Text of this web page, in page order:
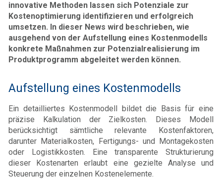
innovative Methoden lassen sich Potenziale zur
Kostenoptimierung identifizieren und erfolgreich
umsetzen. In dieser News wird beschrieben, wie
ausgehend von der Aufstellung eines Kostenmodells
konkrete Maßnahmen zur Potenzialrealisierung im
Produktprogramm abgeleitet werden können.
Aufstellung eines Kostenmodells
Ein detailliertes Kostenmodell bildet die Basis für eine
präzise Kalkulation der Zielkosten. Dieses Modell
berücksichtigt sämtliche relevante Kostenfaktoren,
darunter Materialkosten, Fertigungs- und Montagekosten
oder Logistikkosten. Eine transparente Strukturierung
dieser Kostenarten erlaubt eine gezielte Analyse und
Steuerung der einzelnen Kostenelemente.